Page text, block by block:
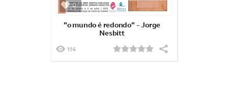
0
"o mundo é redondo" - Jorge
Nesbitt
114